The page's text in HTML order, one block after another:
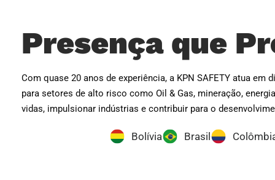
Presença que
Com quase 20 anos de experiência, a KPN SAFETY atua
para setores de alto risco como Oil & Gas, mineração,
vidas, impulsionar indústrias e contribuir para o
Bolívia Brasil